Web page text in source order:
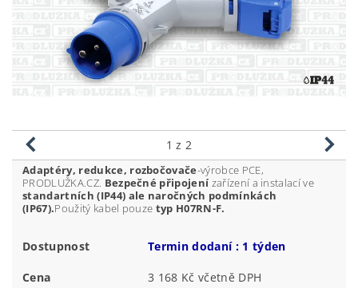
1 z 2
Adaptéry, redukce, rozbočovače-výrobce PCE,
PRODLUŽKA.CZ. Bezpečné připojenízařízení a instalací ve
standartních (IP44) ale naročných podmínkách
(IP67).Použitý kabel pouze typ H07RN-F.
Dostupnost Termin dodaní : 1 týden
Cena 3 168 Kč včetně DPH